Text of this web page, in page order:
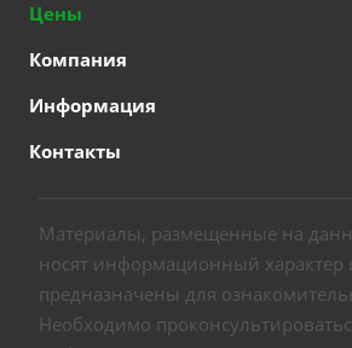
Цены
Компания
Информация
Контакты
Материалы, размещенные на
носят информационный характер
предназначены для
Необходимо